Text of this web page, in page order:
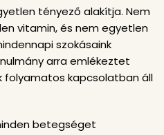
tényező alakítja. Nem
vitamin, és nem egyetlen
szokásaink
arra emlékeztet
folyamatos kapcsolatban áll
betegséget